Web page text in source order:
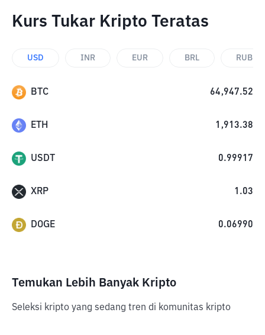
Kurs Tukar Kripto Teratas
USD INR EUR BRL RUB
BTC 64,947.52
ETH 1,913.38
USDT 0.99917
XRP 1.03
DOGE 0.06990
Temukan Lebih Banyak Kripto
Seleksi kripto yang sedang tren di komunitas kripto